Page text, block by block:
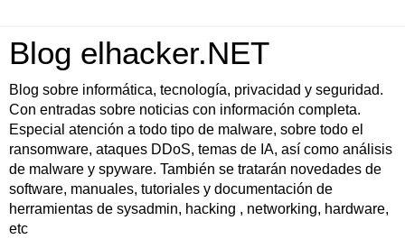
Blog elhacker.NET
Blog sobre informática, tecnología, privacidad y seguridad.
Con entradas sobre noticias con información completa.
Especial atención a todo tipo de malware, sobre todo el
ransomware, ataques DDoS, temas de IA, así como análisis
de malware y spyware. También se tratarán novedades de
software, manuales, tutoriales y documentación de
herramientas de sysadmin, hacking , networking, hardware,
etc